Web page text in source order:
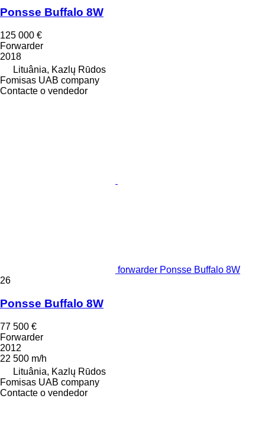
Ponsse Buffalo 8W
125 000 €
Forwarder
2018
Lituânia, Kazlų Rūdos
Fomisas UAB company
Contacte o vendedor
forwarder Ponsse Buffalo 8W
26
Ponsse Buffalo 8W
77 500 €
Forwarder
2012
22 500 m/h
Lituânia, Kazlų Rūdos
Fomisas UAB company
Contacte o vendedor